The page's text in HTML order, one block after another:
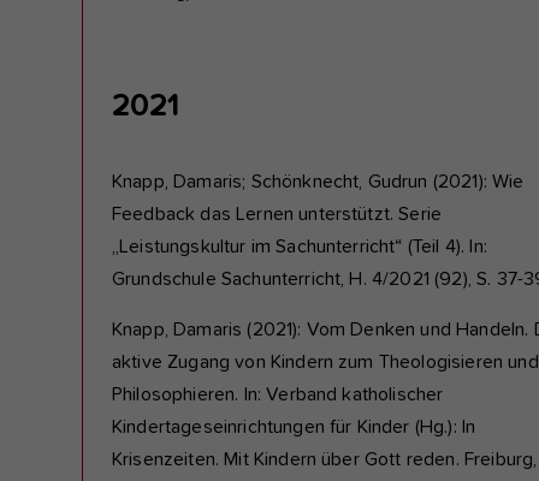
2021
Knapp, Damaris; Schönknecht, Gudrun (2021): Wie
Feedback das Lernen unterstützt. Serie
„Leistungskultur im Sachunterricht“ (Teil 4). In:
Grundschule Sachunterricht, H. 4/2021 (92), S. 37-
Knapp, Damaris (2021): Vom Denken und Handeln.
aktive Zugang von Kindern zum Theologisieren und
Philosophieren. In: Verband katholischer
Kindertageseinrichtungen für Kinder (Hg.): In
Krisenzeiten. Mit Kindern über Gott reden. Freiburg,